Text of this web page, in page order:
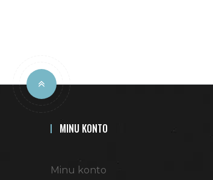
MINU KONTO
Minu konto